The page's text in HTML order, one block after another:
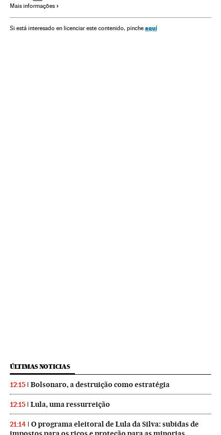
Racismo Violência
Séries tv Música Discriminação Programa tv
Mais informações
Si está interesado en licenciar este contenido, pinche aquí
ÚLTIMAS NOTICIAS
12:15 Bolsonaro, a destruição como estratégia
12:15 Lula, uma ressurreição
21:14
O programa eleitoral de Lula da Silva: subidas de